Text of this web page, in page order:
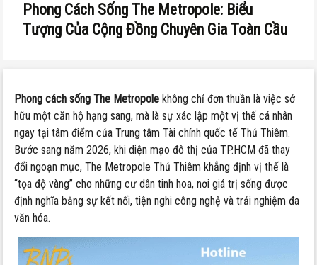
Phong Cách Sống The Metropole: Biểu
Tượng Của Cộng Đồng Chuyên Gia Toàn Cầu
Phong cách sống The Metropole không chỉ đơn thuần là việc sở
hữu một căn hộ hạng sang, mà là sự xác lập một vị thế cá nhân
ngay tại tâm điểm của Trung tâm Tài chính quốc tế Thủ Thiêm.
Bước sang năm 2026, khi diện mạo đô thị của TP.HCM đã thay
đổi ngoạn mục, The Metropole Thủ Thiêm khẳng định vị thế là
“tọa độ vàng” cho những cư dân tinh hoa, nơi giá trị sống được
định nghĩa bằng sự kết nối, tiện nghi công nghệ và trải nghiệm đa
văn hóa.